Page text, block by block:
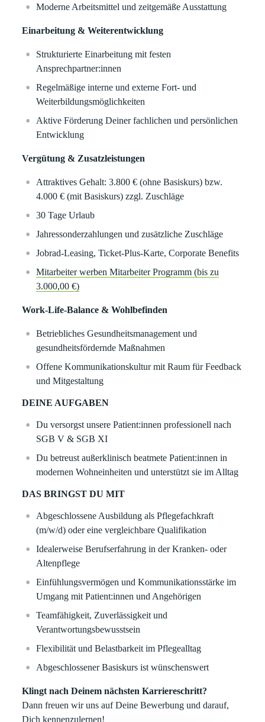
Moderne Arbeitsmittel und zeitgemäße Ausstattung
Einarbeitung & Weiterentwicklung
Strukturierte Einarbeitung mit festen
Ansprechpartner:innen
Regelmäßige interne und externe Fort- und
Weiterbildungsmöglichkeiten
Aktive Förderung Deiner fachlichen und persönlichen
Entwicklung
Vergütung & Zusatzleistungen
Attraktives Gehalt: 3.800 € (ohne Basiskurs) bzw.
4.000 € (mit Basiskurs) zzgl. Zuschläge
30 Tage Urlaub
Jahressonderzahlungen und zusätzliche Zuschläge
Jobrad-Leasing, Ticket-Plus-Karte, Corporate Benefits
Mitarbeiter werben Mitarbeiter Programm (bis zu
3.000,00 €)
Work-Life-Balance & Wohlbefinden
Betriebliches Gesundheitsmanagement und
gesundheitsfördernde Maßnahmen
Offene Kommunikationskultur mit Raum für Feedback
und Mitgestaltung
DEINE AUFGABEN
Du versorgst unsere Patient:innen professionell nach
SGB V & SGB XI
Du betreust außerklinisch beatmete Patient:innen in
modernen Wohneinheiten und unterstützt sie im Alltag
DAS BRINGST DU MIT
Abgeschlossene Ausbildung als Pflegefachkraft
(m/w/d) oder eine vergleichbare Qualifikation
Idealerweise Berufserfahrung in der Kranken- oder
Altenpflege
Einfühlungsvermögen und Kommunikationsstärke im
Umgang mit Patient:innen und Angehörigen
Teamfähigkeit, Zuverlässigkeit und
Verantwortungsbewusstsein
Flexibilität und Belastbarkeit im Pflegealltag
Abgeschlossener Basiskurs ist wünschenswert
Klingt nach Deinem nächsten Karriereschritt?
Dann freuen wir uns auf Deine Bewerbung und darauf,
Dich kennenzulernen!